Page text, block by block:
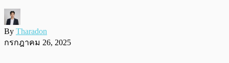
By Tharadon
กรกฎาคม 26, 2025